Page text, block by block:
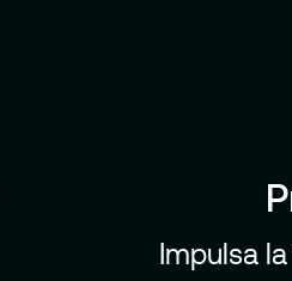
Impulsa